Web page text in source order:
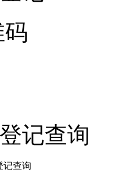
记查询
记查询